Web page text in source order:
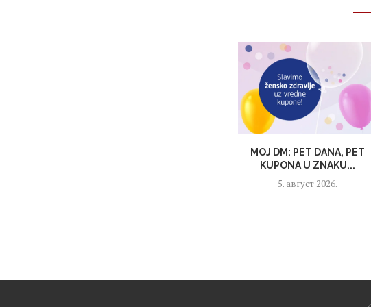
MOJ DM: PET DANA, PET
KUPONA U ZNAKU...
5. август 2026.